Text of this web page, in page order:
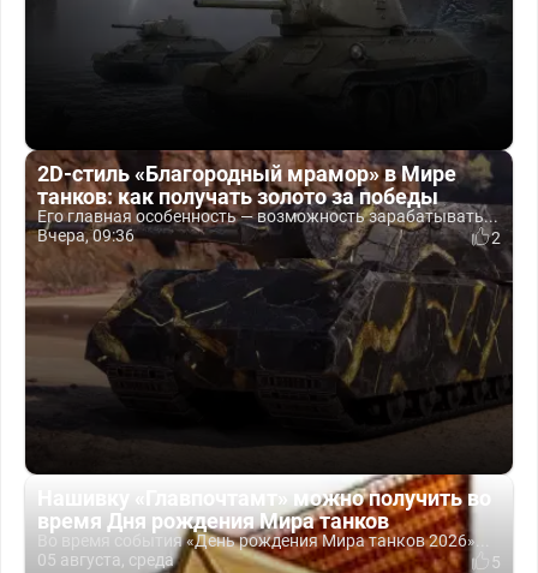
2D-стиль «Благородный мрамор» в Мире
танков: как получать золото за победы
Его главная особенность — возможность зарабатывать...
Вчера, 09:36
2
Нашивку «Главпочтамт» можно получить во
время Дня рождения Мира танков
Во время события «День рождения Мира танков 2026»...
05 августа, среда
5